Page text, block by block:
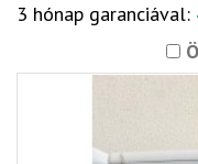
3 hónap garanciával: